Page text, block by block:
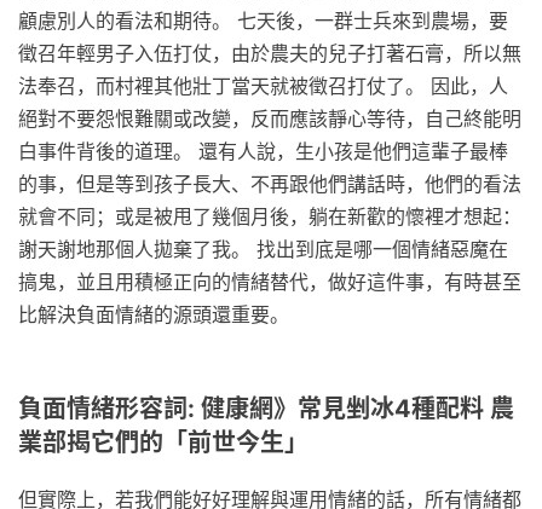
顧慮別人的看法和期待。 七天後，一群士兵來到農場，要
徵召年輕男子入伍打仗，由於農夫的兒子打著石膏，所以無
法奉召，而村裡其他壯丁當天就被徵召打仗了。 因此，人
絕對不要怨恨難關或改變，反而應該靜心等待，自己終能明
白事件背後的道理。 還有人說，生小孩是他們這輩子最棒
的事，但是等到孩子長大、不再跟他們講話時，他們的看法
就會不同；或是被甩了幾個月後，躺在新歡的懷裡才想起：
謝天謝地那個人拋棄了我。 找出到底是哪一個情緒惡魔在
搞鬼，並且用積極正向的情緒替代，做好這件事，有時甚至
比解決負面情緒的源頭還重要。
負面情緒形容詞: 健康網》常見剉冰4種配料 農
業部揭它們的「前世今生」
但實際上，若我們能好好理解與運用情緒的話，所有情緒都